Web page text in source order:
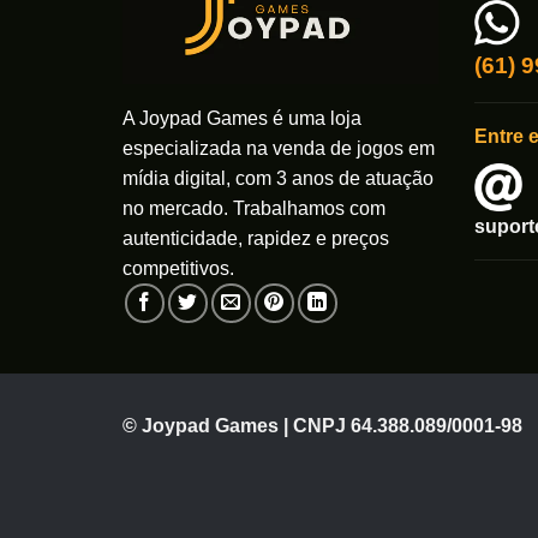
ser
na
do
produto
A Joypad Games é uma loja
especializada na venda de jogos em
mídia digital, com 3 anos de atuação
no mercado. Trabalhamos com
autenticidade, rapidez e preços
competitivos.
(61)
Entre
© Joypad Games | CNPJ 64.388.089/0001-98